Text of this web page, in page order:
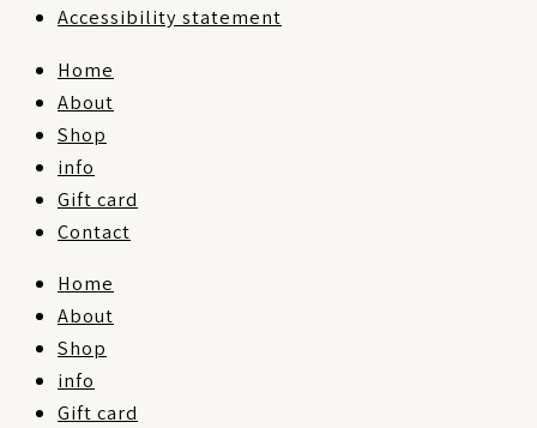
Accessibility statement
Home
About
Shop
info
Gift card
Contact
Home
About
Shop
info
Gift card